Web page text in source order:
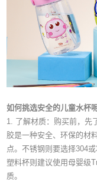
如何挑选安全的儿童水杯
1. 了解材质：购买前，先
胶是一种安全、环保的材
点。不锈钢则要选择304
塑料杯则建议使用母婴级
质。